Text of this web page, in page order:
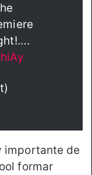
importante de
formar